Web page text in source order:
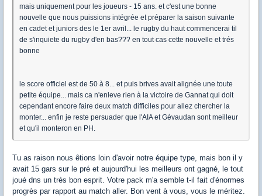
mais uniquement pour les joueurs - 15 ans. et c'est une bonne
nouvelle que nous puissions intégrée et préparer la saison suivante
en cadet et juniors des le 1er avril... le rugby du haut commencerai til
de s'inquiete du rugby d'en bas??? en tout cas cette nouvelle et trés
bonne
le score officiel est de 50 à 8... et puis brives avait alignée une toute
petite équipe... mais ca n'enleve rien à la victoire de Gannat qui doit
cependant encore faire deux match difficiles pour allez chercher la
monter... enfin je reste persuader que l'AIA et Gévaudan sont meilleur
et qu'il monteron en PH.
Tu as raison nous êtions loin d'avoir notre équipe type, mais bon il y
avait 15 gars sur le pré et aujourd'hui les meilleurs ont gagné, le tout
joué dns un très bon esprit. Votre pack m'a semble t-il fait d'énormes
progrès par rapport au match aller. Bon vent à vous, vous le méritez.